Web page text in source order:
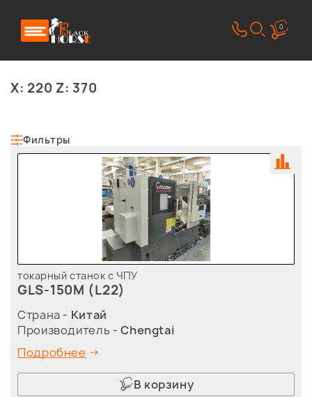
0
X: 220 Z: 370
Фильтры
токарный станок с ЧПУ
GLS-150M (L22)
Страна - Китай
Производитель -Chengtai
Подробнее
В корзину